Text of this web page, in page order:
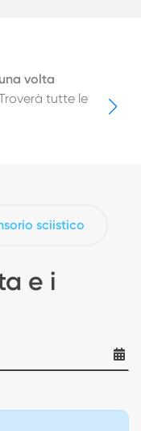
volta
tutte le
e i
sciistico